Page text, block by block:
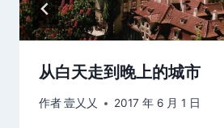
从白天走到晚上的城市
作者壹乂乂 2017 年 6 月 1 日